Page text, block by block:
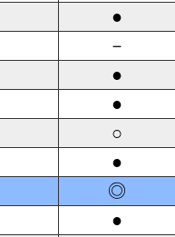
●
－
●
●
○
●
◎
●